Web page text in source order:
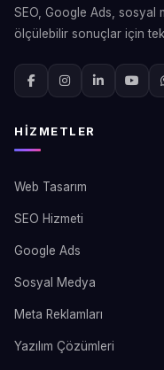
SEO, Google Ads, sosyal
ölçülebilir sonuçlar için
HIZMETLER
Web Tasarım
SEO Hizmeti
Google Ads
Sosyal Medya
Meta Reklamları
Yazılım Çözümleri